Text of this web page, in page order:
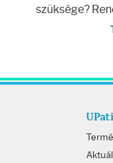
szüksége?